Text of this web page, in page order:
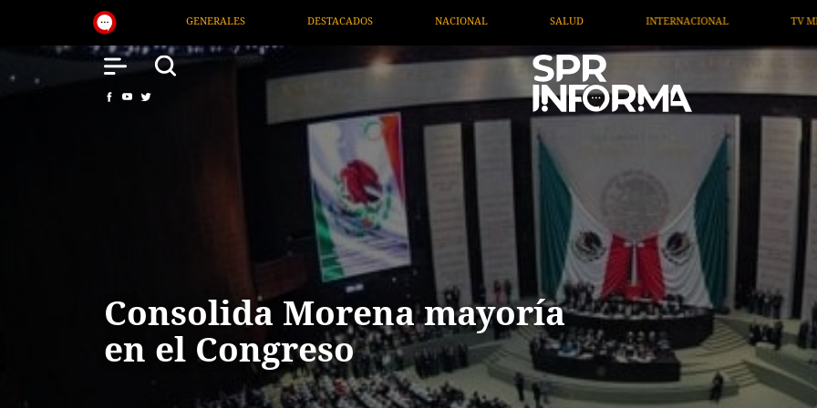
DESTACADOS NACIONAL SALUD INTERNACIONAL TV MIGRANTE INFORMA OPINIÓN
Consolida Morena mayoría
en el Congreso